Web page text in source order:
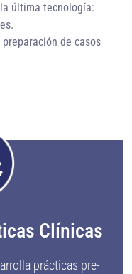
última tecnología:
de casos
Clínicas
prácticas pre-